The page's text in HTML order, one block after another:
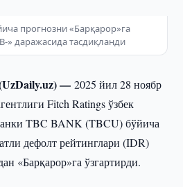
прогнозни «Барқарор»га
» даражасида тасдиқланди
—2025 йил 28 ноябр
Fitch Ratings ўзбек
TBC BANK (TBCU) бўйича
дефолт рейтинглари (IDR)
«Барқарор»га ўзгартирди.